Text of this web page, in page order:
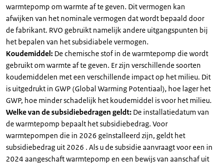
warmtepomp om warmte af te geven. Dit vermogen kan
afwijken van het nominale vermogen dat wordt bepaald door
de fabrikant. RVO gebruikt namelijk andere uitgangspunten bij
het bepalen van het subsidiabele vermogen.
Koudemiddel: De chemische stof in de warmtepomp die wordt
gebruikt om warmte af te geven. Er zijn verschillende soorten
koudemiddelen met een verschillende impact op het milieu. Dit
is uitgedrukt in GWP (Global Warming Potentiaal), hoe lager het
GWP, hoe minder schadelijk het koudemiddel is voor het milieu.
Welke van de subsidiebedragen geldt: De installatiedatum van
de warmtepomp bepaalt het subsidiebedrag. Voor
warmtepompen die in 2026 geïnstalleerd zijn, geldt het
subsidiebedrag uit 2026 . Als u de subsidie aanvraagt voor een in
2024 aangeschaft warmtepomp en een bewijs van aanschaf uit